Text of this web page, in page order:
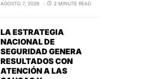
AGOSTO 7, 2026 2 MINUTE READ
LA ESTRATEGIA
NACIONAL DE
SEGURIDAD GENERA
RESULTADOS CON
ATENCIÓN A LAS